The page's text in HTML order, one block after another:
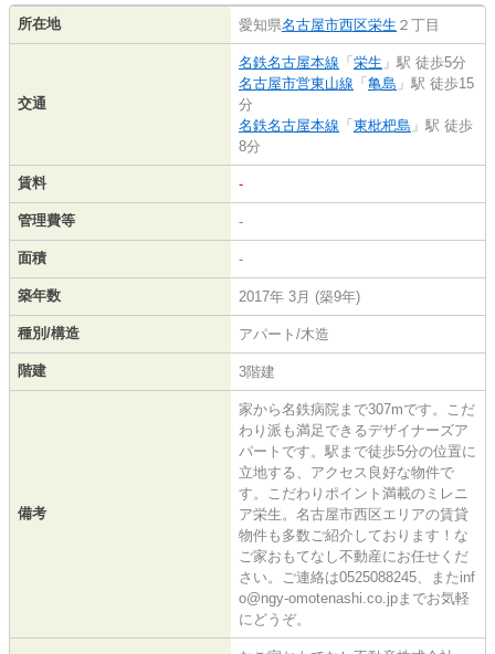
所在地 愛知県名古屋市西区栄生 ２丁目
交通
名鉄名古屋本線 「 栄生 」駅 徒歩5分
名古屋市営東山線 「 亀島 」駅 徒歩15
分
名鉄名古屋本線 「 東枇杷島 」駅 徒歩
8分
賃料 -
管理費等 -
面積 -
築年数 2017年 3月 (築9年)
種別/構造 アパート/木造
階建 3階建
備考
家から名鉄病院まで307mです。こだ
わり派も満足できるデザイナーズア
パートです。駅まで徒歩5分の位置に
立地する、アクセス良好な物件で
す。こだわりポイント満載のミレニ
ア栄生。名古屋市西区エリアの賃貸
物件も多数ご紹介しております！な
ご家おもてなし不動産にお任せくだ
さい。ご連絡は0525088245、またinf
o@ngy-omotenashi.co.jpまでお気軽
にどうぞ。